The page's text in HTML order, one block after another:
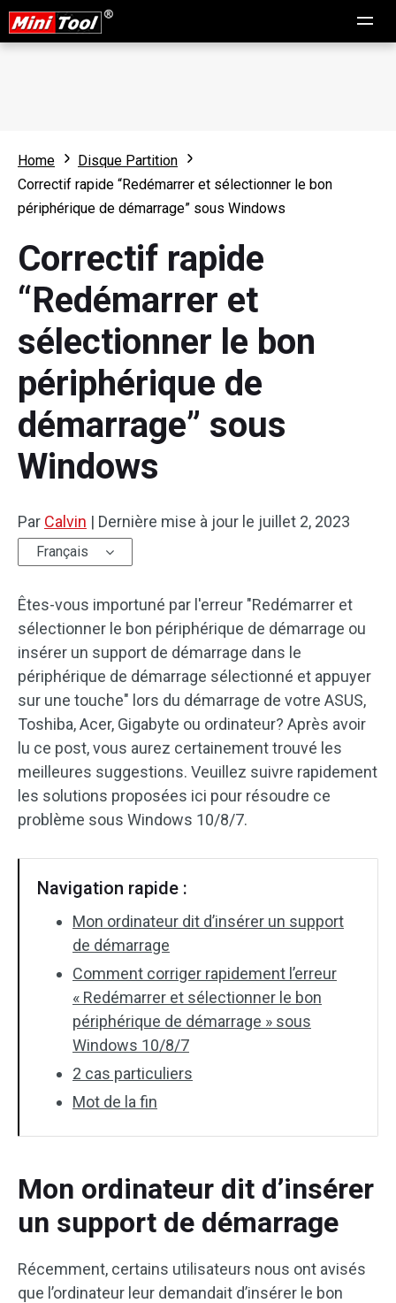
Home
Disque Partition
Correctif rapide “Redémarrer et sélectionner le bon
périphérique de démarrage” sous Windows
Correctif rapide
“Redémarrer et
sélectionner le bon
périphérique de
démarrage” sous
Windows
Par Calvin | Dernière mise à jour le juillet 2, 2023
Français
Êtes-vous importuné par l'erreur "Redémarrer et
sélectionner le bon périphérique de démarrage ou
insérer un support de démarrage dans le
périphérique de démarrage sélectionné et appuyer
sur une touche" lors du démarrage de votre ASUS,
Toshiba, Acer, Gigabyte ou ordinateur? Après avoir
lu ce post, vous aurez certainement trouvé les
meilleures suggestions. Veuillez suivre rapidement
les solutions proposées ici pour résoudre ce
problème sous Windows 10/8/7.
Navigation rapide :
Mon ordinateur dit d’insérer un support
de démarrage
Comment corriger rapidement l’erreur
« Redémarrer et sélectionner le bon
périphérique de démarrage » sous
Windows 10/8/7
2 cas particuliers
Mot de la fin
Mon ordinateur dit d’insérer
un support de démarrage
Récemment, certains utilisateurs nous ont avisés
que l’ordinateur leur demandait d’insérer le bon